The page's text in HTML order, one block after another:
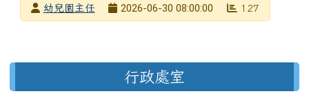
發布者幼兒園主任
2026-06-30 08:00:00 127
行政處室